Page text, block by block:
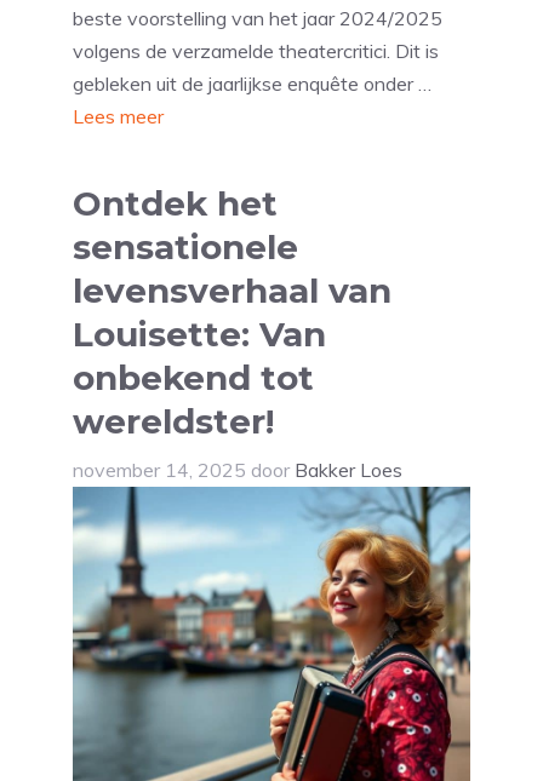
beste voorstelling van het jaar 2024/2025
volgens de verzamelde theatercritici. Dit is
gebleken uit de jaarlijkse enquête onder …
Lees meer
Ontdek het
sensationele
levensverhaal van
Louisette: Van
onbekend tot
wereldster!
november 14, 2025 door Bakker Loes